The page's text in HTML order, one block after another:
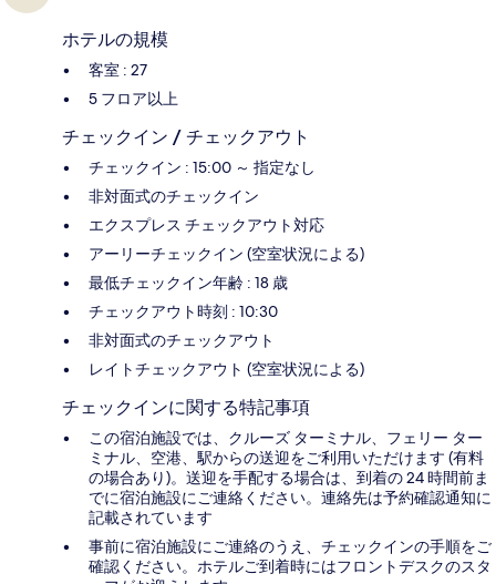
ホテルの規模
客室 : 27
5 フロア以上
チェックイン / チェックアウト
チェックイン : 15:00 ～ 指定なし
非対面式のチェックイン
エクスプレス チェックアウト対応
アーリーチェックイン (空室状況による)
最低チェックイン年齢 : 18 歳
チェックアウト時刻 : 10:30
非対面式のチェックアウト
レイトチェックアウト (空室状況による)
チェックインに関する特記事項
この宿泊施設では、クルーズ ターミナル、フェリー ター
ミナル、空港、駅からの送迎をご利用いただけます (有料
の場合あり)。送迎を手配する場合は、到着の 24 時間前ま
でに宿泊施設にご連絡ください。連絡先は予約確認通知に
記載されています
事前に宿泊施設にご連絡のうえ、チェックインの手順をご
確認ください。ホテルご到着時にはフロントデスクのスタ